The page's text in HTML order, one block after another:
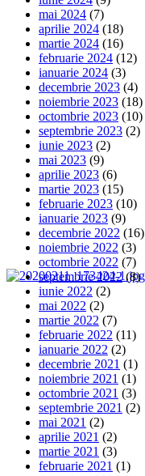
mai 2024 (7)
aprilie 2024 (18)
martie 2024 (16)
februarie 2024 (12)
ianuarie 2024 (3)
decembrie 2023 (4)
noiembrie 2023 (18)
octombrie 2023 (10)
septembrie 2023 (2)
iunie 2023 (2)
mai 2023 (9)
aprilie 2023 (6)
martie 2023 (15)
februarie 2023 (10)
ianuarie 2023 (9)
decembrie 2022 (16)
noiembrie 2022 (3)
octombrie 2022 (7)
septembrie 2022(8)
iunie 2022 (2)
mai 2022 (2)
martie 2022 (7)
februarie 2022 (11)
ianuarie 2022 (2)
decembrie 2021 (1)
noiembrie 2021 (1)
octombrie 2021 (3)
septembrie 2021 (2)
mai 2021 (2)
aprilie 2021 (2)
martie 2021 (3)
februarie 2021 (1)